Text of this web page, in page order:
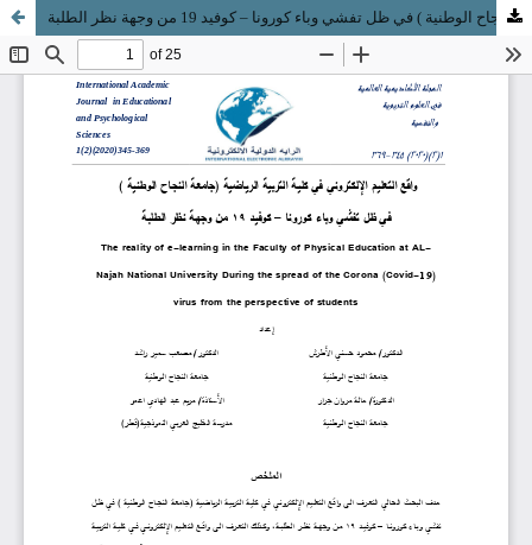
واقع التعليم الإلكتروني في كلية التربية الرياضية (جامعة النجاح الوطنية ) في ظل تفشي وباء كورونا – كوفيد 19 من وجهة نظر الطلبة